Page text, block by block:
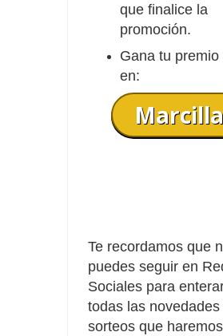
que finalice la
promoción.
Gana tu premio
en:
Marcilla
Te recordamos que
puedes seguir en
Sociales para
todas las novedades
sorteos que